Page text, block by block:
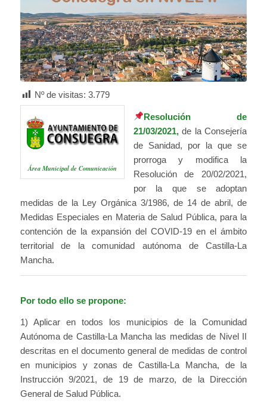
Nº de visitas: 3.779
Área Municipal de Comunicación
Resolución de
21/03/2021,de la Consejería
de Sanidad, por la que se
prorroga y modifica la
Resolución de 20/02/2021,
por la que se adoptan
medidas de la Ley Orgánica 3/1986, de 14 de abril, de
Medidas Especiales en Materia de Salud Pública, para la
contención de la expansión del COVID-19 en el ámbito
territorial de la comunidad autónoma de Castilla-La
Mancha.
Por todo ello se propone:
1) Aplicar en todos los municipios de la Comunidad
Autónoma de Castilla-La Mancha las medidas de Nivel II
descritas en el documento general de medidas de control
en municipios y zonas de Castilla-La Mancha, de la
Instrucción 9/2021, de 19 de marzo, de la Dirección
General de Salud Pública.